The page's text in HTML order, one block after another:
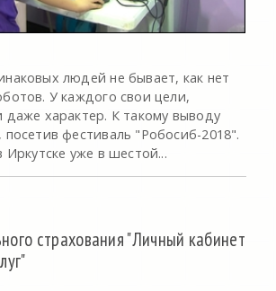
людей не бывает, как нет
У каждого свои цели,
даже характер. К такому выводу
фестиваль "Робосиб-2018".
Иркутске уже в шестой...
страхования "Личный кабинет